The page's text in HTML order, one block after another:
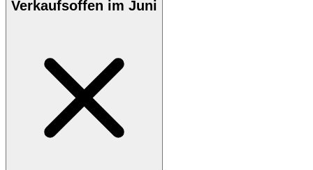
Verkaufsoffen im Juni